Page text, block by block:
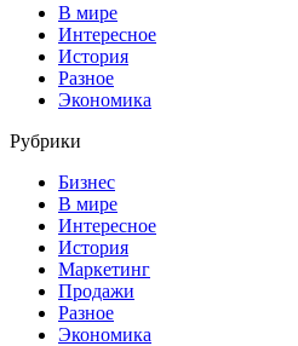
В мире
Интересное
История
Разное
Экономика
Рубрики
Бизнес
В мире
Интересное
История
Маркетинг
Продажи
Разное
Экономика